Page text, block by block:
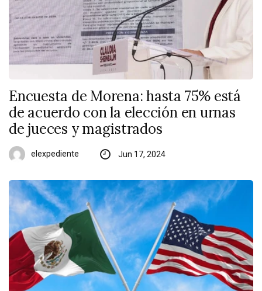
Encuesta de Morena: hasta 75% está
de acuerdo con la elección en urnas
de jueces y magistrados
elexpediente Jun 17, 2024